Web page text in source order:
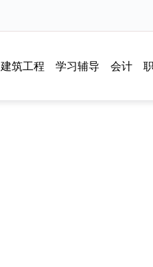
建筑工程 学习辅导 会计